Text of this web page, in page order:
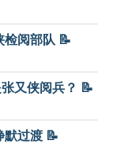
检阅部队 📝
又侠阅兵？ 📝
默过渡 📝